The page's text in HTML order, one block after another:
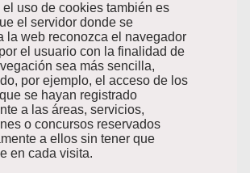
el uso de cookies también es
el servidor donde se
la web reconozca el navegador
el usuario con la finalidad de
sea más sencilla,
por ejemplo, el acceso de los
se hayan registrado
a las áreas, servicios,
o concursos reservados
a ellos sin tener que
en cada visita.